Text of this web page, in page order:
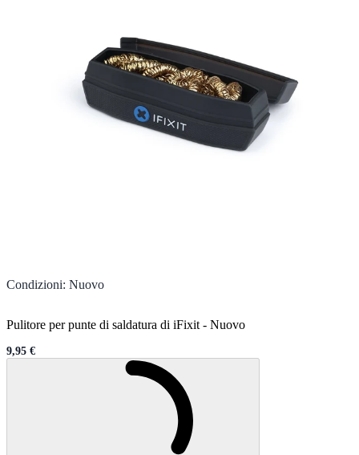
Condizioni: Nuovo
Pulitore per punte di saldatura di iFixit - Nuovo
Sale price
9,95 €